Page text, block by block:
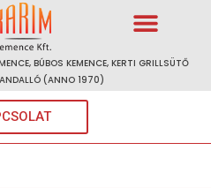
BÚBOS KEMENCE, KERTI GRILLSÜTŐ
(ANNO 1970)